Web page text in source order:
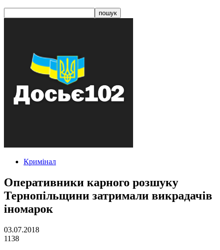
Кримінал
Оперативники карного розшуку
Тернопільщини затримали викрадачів
іномарок
03.07.2018
1138